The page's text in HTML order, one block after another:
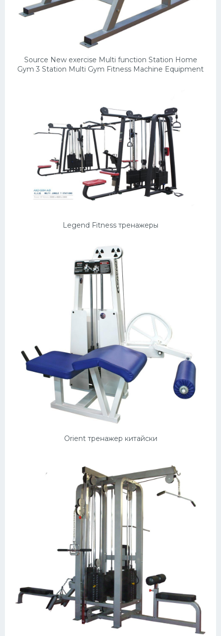
Source New exercise Multi function Station Home
Gym 3 Station Multi Gym Fitness Machine Equipment
Legend Fitness тренажеры
Orient тренажер китайски